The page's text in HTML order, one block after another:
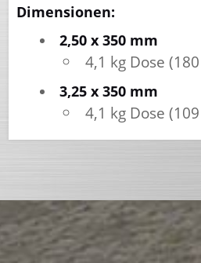
Dimensionen:
2,50 x 350 mm
4,1 kg Dose
3,25 x 350 mm
4,1 kg Dose